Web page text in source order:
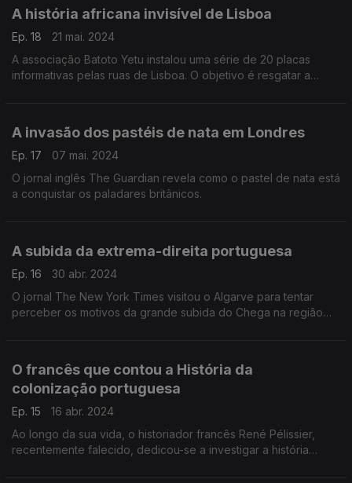
A história africana invisível de Lisboa
Ep. 18
21 mai. 2024
A associação Batoto Yetu instalou uma série de 20 placas
informativas pelas ruas de Lisboa. O objetivo é resgatar a
A invasão dos pastéis de nata em Londres
Ep. 17
07 mai. 2024
O jornal inglês The Guardian revela como o pastel de nata está
a conquistar os paladares britânicos.
A subida da extrema-direita portuguesa
Ep. 16
30 abr. 2024
O jornal The New York Times visitou o Algarve para tentar
perceber os motivos da grande subida do Chega na região
O francês que contou a História da
colonização portuguesa
Ep. 15
16 abr. 2024
Ao longo da sua vida, o historiador francês René Pélissier,
recentemente falecido, dedicou-se a investigar a história